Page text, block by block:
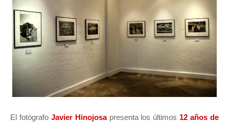
El fotógrafo Javier Hinojosapresenta los últimos 12 años de